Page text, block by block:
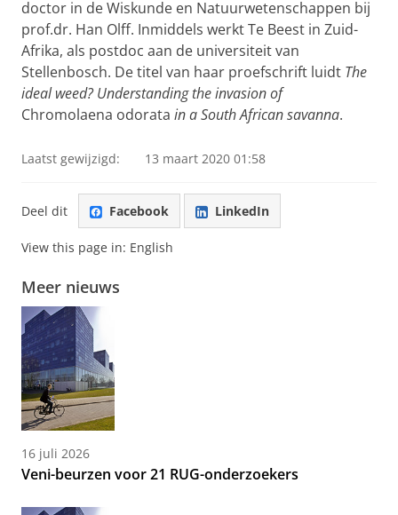
doctor in de Wiskunde en Natuurwetenschappen bij
prof.dr. Han Olff. Inmiddels werkt Te Beest in Zuid-
Afrika, als postdoc aan de universiteit van
Stellenbosch. De titel van haar proefschrift luidt The
ideal weed? Understanding the invasion of
Chromolaena odorata in a South African savanna.
Laatst gewijzigd: 13 maart 2020 01:58
Deel dit Facebook LinkedIn
View this page in: English
Meer nieuws
16 juli 2026
Veni-beurzen voor 21 RUG-onderzoekers